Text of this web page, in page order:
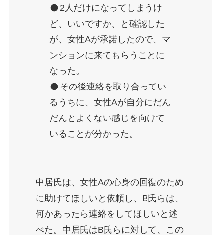
2人だけになってしまうけ
ど、いいですか、と確認した
が、女性Aが承諾したので、マ
ンションに来てもらうことに
なった。
その後連絡を取り合ってい
るうちに、女性Aが自分にだん
だんとよくない感じを向けて
いることが分かった。
中居氏は、女性Aの心身の回復のため
に助けてほしいと依頼し、B氏らは、
何かあったら連絡をしてほしいと述
べた。中居氏はB氏らに対して、この